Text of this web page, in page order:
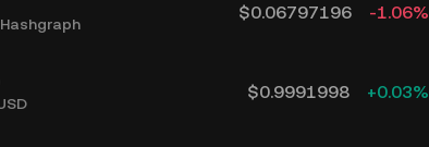
$0.06797196 -1.06%
$0.9991998 +0.03%